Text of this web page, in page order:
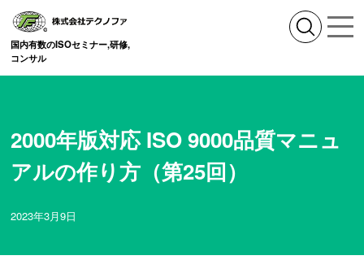
国内有数のISOセミナー,研修,
コンサル
2000年版対応 ISO 9000品質マニュ
アルの作り方（第25回）
2023年3月9日